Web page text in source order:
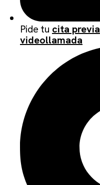
Pide tu cita previa
videollamada